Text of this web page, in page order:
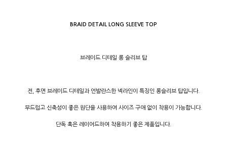
BRAID DETAIL LONG SLEEVE TOP
브레이드 디테일 롱 슬리브 탑
전, 후면 브레이드 디테일과 언발란스한 넥라인이 특징인 롱슬리브 탑입니다.
부드럽고 신축성이 좋은 원단을 사용하여 사이즈 구애 없이 착용이 가능합니다.
단독 혹은 레이어드하여 착용하기 좋은 제품입니다.